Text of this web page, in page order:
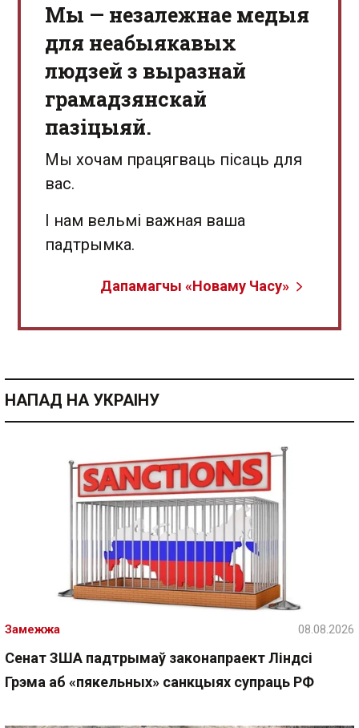
Мы — незалежнае медыя
для неабыякавых
людзей з выразнай
грамадзянскай
пазіцыяй.
Мы хочам працягваць пісаць для
вас.
І нам вельмі важная ваша
падтрымка.
Дапамагчы «Новаму Часу»
НАПАД НА УКРАІНУ
Сенат ЗША падтрымаў законапраект Ліндсі
Грэма аб «пякельных» санкцыях супраць РФ
Замежжа 08.08.2026